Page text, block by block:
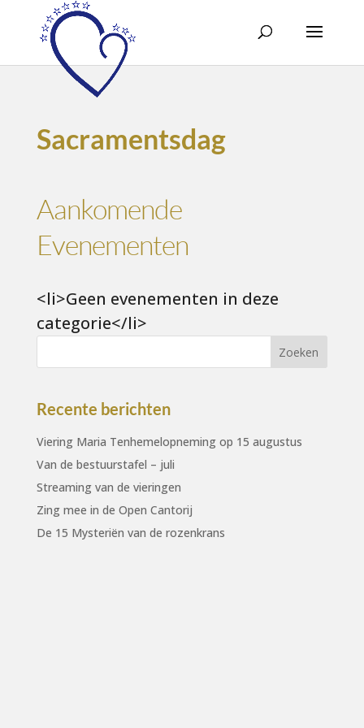
Sacramentsdag
Aankomende
Evenementen
<li>Geen evenementen in deze
categorie</li>
Recente berichten
Viering Maria Tenhemelopneming op 15 augustus
Van de bestuurstafel – juli
Streaming van de vieringen
Zing mee in de Open Cantorij
De 15 Mysteriën van de rozenkrans